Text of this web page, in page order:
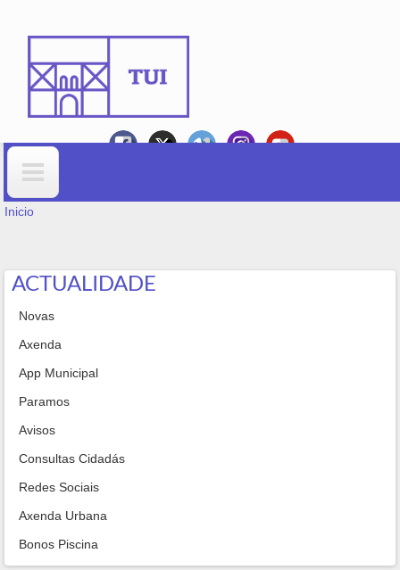
Formulario de busca
VOSTEDE ESTÁ AQUÍ
Inicio
ACTUALIDADE
Novas
Axenda
App Municipal
Paramos
Avisos
Consultas Cidadás
Redes Sociais
Axenda Urbana
Bonos Piscina